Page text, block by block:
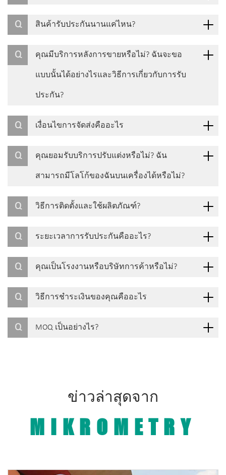
Q สินค้ารับประกันนานแค่ไหน?
Q คุณมีบริการหลังการขายหรือไม่? ฉันจะขอ
แบบนั้นได้อย่างไรและวิธีการเกี่ยวกับการรับ
ประกัน?
Q เงื่อนไขการจัดส่งคืออะไร
Q คุณยอมรับบริการปรับแต่งหรือไม่? ฉัน
สามารถมีโลโก้ของฉันบนเครื่องได้หรือไม่?
Q วิธีการติดตั้งและใช้ผลิตภัณฑ์?
Q ระยะเวลาการรับประกันคืออะไร?
Q คุณเป็นโรงงานหรือบริษัทการค้าหรือไม่?
Q วิธีการชำระเงินของคุณคืออะไร
Q MOQ เป็นอย่างไร?
ข่าวล่าสุดจาก
MIKROMETRY